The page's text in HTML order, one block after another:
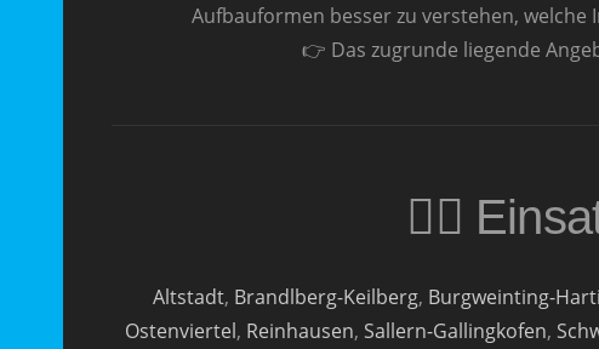
Aufbauformen besser zu verstehen,
👉 Das zugrunde liegende
🏳️‍🌈
Altstadt, Brandlberg-Keilberg, Burgweinting-
Ostenviertel, Reinhausen, Sallern-Gallingkofen,